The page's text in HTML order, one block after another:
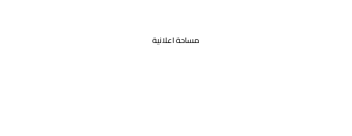
مساحة اعلانية